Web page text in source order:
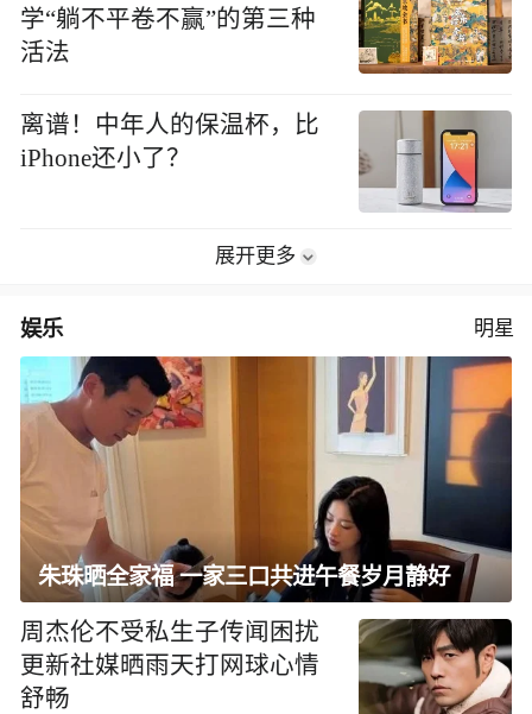
学“躺不平卷不赢”的第三种
活法
离谱！中年人的保温杯，比
iPhone还小了？
展开更多
娱乐 明星
朱珠晒全家福 一家三口共进午餐岁月静好
周杰伦不受私生子传闻困扰
更新社媒晒雨天打网球心情
舒畅